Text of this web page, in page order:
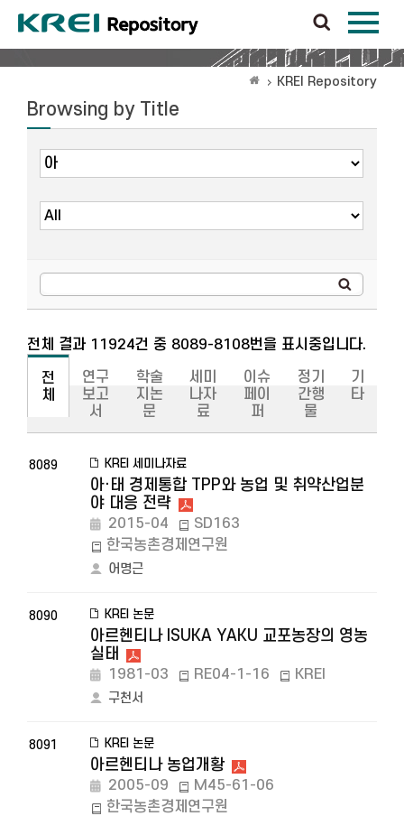
KREI Repository
Browsing by Title
전체 결과 11924건 중 8089-8108번을 표시중입니다.
전
체
연구
보고
서
학술
지논
문
세미
나자
료
이슈
페이
퍼
정기
간행
물
기
타
8089 KREI 세미나자료
아·태 경제통합 TPP와 농업 및 취약산업분
야 대응 전략
2015-04
SD163
한국농촌경제연구원
어명근
8090 KREI 논문
아르헨티나 ISUKA YAKU 교포농장의 영농
실태
1981-03 RE04-1-16 KREI
구천서
8091 KREI 논문
아르헨티나 농업개황
2005-09
M45-61-06
한국농촌경제연구원